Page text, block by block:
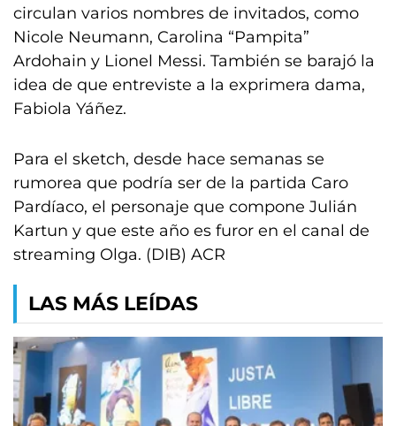
circulan varios nombres de invitados, como
Nicole Neumann, Carolina “Pampita”
Ardohain y Lionel Messi. También se barajó la
idea de que entreviste a la exprimera dama,
Fabiola Yáñez.
Para el sketch, desde hace semanas se
rumorea que podría ser de la partida Caro
Pardíaco, el personaje que compone Julián
Kartun y que este año es furor en el canal de
streaming Olga. (DIB) ACR
LAS MÁS LEÍDAS